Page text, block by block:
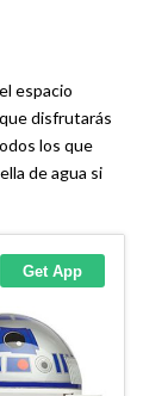
espacio
disfrutarás
los que
de agua si